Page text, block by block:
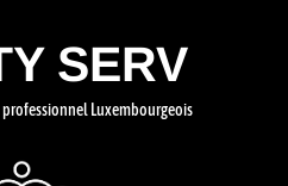
SERV
Luxembourgeois